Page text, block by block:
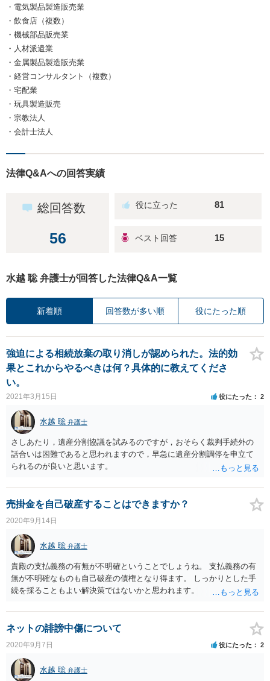
・電気製品製造販売業
・飲食店（複数）
・機械部品販売業
・人材派遣業
・金属製品製造販売業
・経営コンサルタント（複数）
・宅配業
・玩具製造販売
・宗教法人
・会計士法人
法律Q&Aへの回答実績
総回答数
56
81
15
水越 聡 弁護士が回答した法律Q&A一覧
新着順 回答数が多い順 役にたった順
強迫による相続放棄の取り消しが認められた。法的効
果とこれからやるべきは何？具体的に教えてくださ
い。
2021年3月15日 役にたった 2
水越 聡 弁護士
さしあたり，遺産分割協議を試みるのですが，おそらく裁判手続外の
話合いは困難であると思われますので，早急に遺産分割調停を申立て
られるのが良いと思います。
売掛金を自己破産することはできますか？
2020年9月14日
水越 聡 弁護士
貴殿の支払義務の有無が不明確ということでしょうね。 支払義務の有
無が不明確なものも自己破産の債権となり得ます。 しっかりとした手
続を採ることもよい解決策ではないかと思われます。
ネットの誹謗中傷について
2020年9月7日 役にたった 2
水越 聡 弁護士